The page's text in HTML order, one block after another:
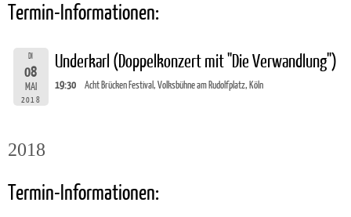
Termin-Informationen:
DI
08
MAI
2018
Underkarl (Doppelkonzert mit "Die Verwandlung")
19:30 Acht Brücken Festival, Volksbühne am Rudolfplatz, Köln
2018
Termin-Informationen: